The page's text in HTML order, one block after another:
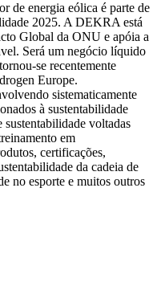
de energia eólica é parte de
2025. A DEKRA está
Global da ONU e apóia a
Será um negócio líquido
se recentemente
Europe.
sistematicamente
à sustentabilidade
sustentabilidade voltadas
em
certificações,
da cadeia de
no esporte e muitos outros